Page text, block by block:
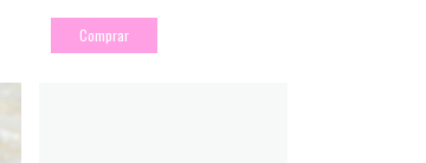
Comprar